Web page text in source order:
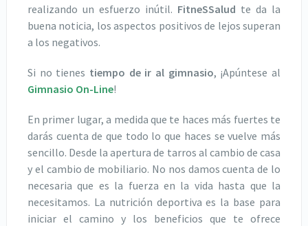
realizando un esfuerzo inútil. FitneSSalud te da la
buena noticia, los aspectos positivos de lejos superan
a los negativos.
Si no tienes tiempo de ir al gimnasio, ¡Apúntese al
Gimnasio On-Line!
En primer lugar, a medida que te haces más fuertes te
darás cuenta de que todo lo que haces se vuelve más
sencillo. Desde la apertura de tarros al cambio de casa
y el cambio de mobiliario. No nos damos cuenta de lo
necesaria que es la fuerza en la vida hasta que la
necesitamos. La nutrición deportiva es la base para
iniciar el camino y los beneficios que te ofrece